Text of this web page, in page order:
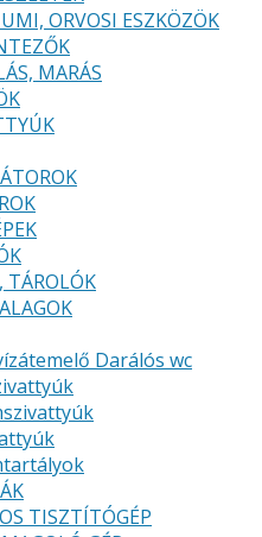
ORVOSI ESZKÖZÖK
MARÁS
TÁROLÓK
Darálós wc
TISZTÍTÓGÉP